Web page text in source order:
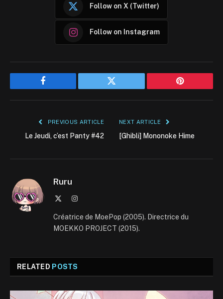
Follow on X (Twitter)
Follow on Instagram
Facebook Twitter Pinterest
PREVIOUS ARTICLE
Le Jeudi, c’est Panty #42
NEXT ARTICLE
[Ghibli] Mononoke Hime
Ruru
Instagram
Créatrice de MoePop (2005). Directrice du
MOEKKO PROJECT (2015).
RELATED POSTS